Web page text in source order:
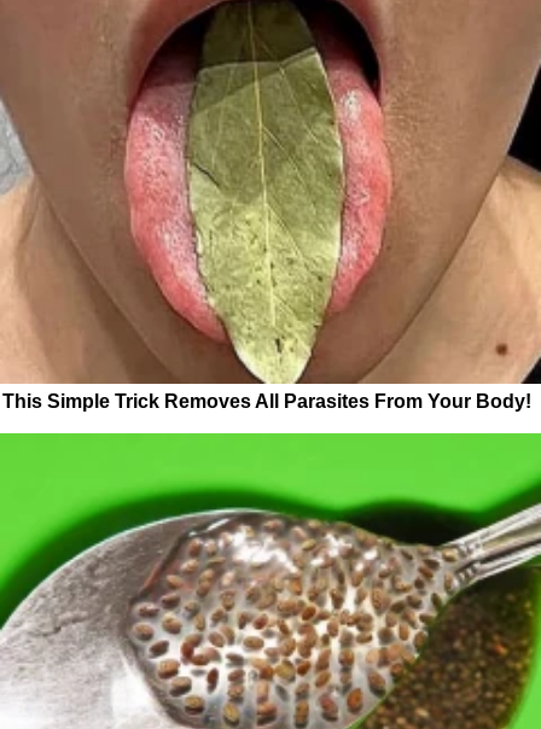
This Simple Trick Removes All Parasites From Your Body!